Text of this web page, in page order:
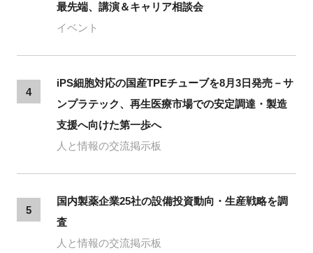
最先端、講演＆キャリア相談会
イベント
4
iPS細胞対応の国産TPEチューブを8月3日発売－サ
ンプラテック、再生医療市場での安定調達・製造
支援へ向けた第一歩へ
人と情報の交流掲示板
5
国内製薬企業25社の設備投資動向・生産戦略を調
査
人と情報の交流掲示板